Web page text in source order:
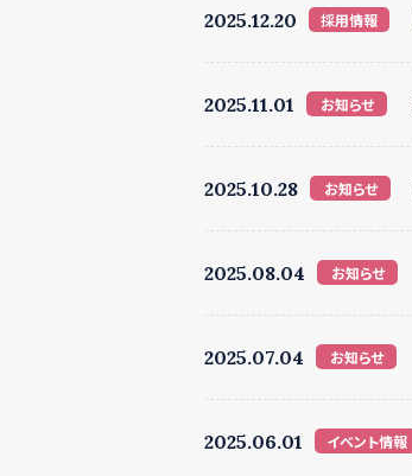
2025.12.20 採用情報
2025.11.01 お知らせ
2025.10.28 お知らせ
2025.08.04 お知らせ
2025.07.04 お知らせ
2025.06.01 イベント情報